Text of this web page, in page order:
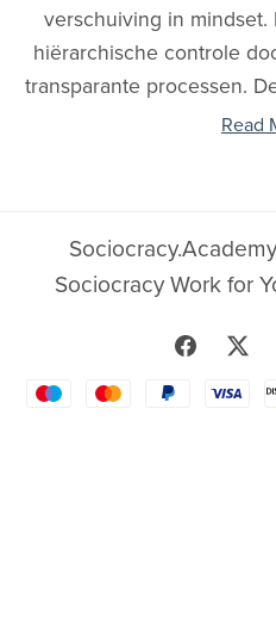
verschuiving in
hiërarchische controle
transparante processen.
Read
Sociocracy Work for